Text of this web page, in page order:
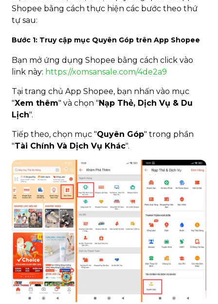
Shopee bằng cách thực hiện các bước theo thứ
tự sau:
Bước 1: Truy cập mục Quyên Góp trên App Shopee
Bạn mở ứng dụng Shopee bằng cách click vào
link này: https://xomsansale.com/4de2a9
Tại trang chủ App Shopee, bạn nhấn vào mục
"Xem thêm" và chọn "Nạp Thẻ, Dịch Vụ & Du
Lịch".
Tiếp theo, chọn mục "Quyên Góp" trong phần
"Tài Chính Và Dịch Vụ Khác".